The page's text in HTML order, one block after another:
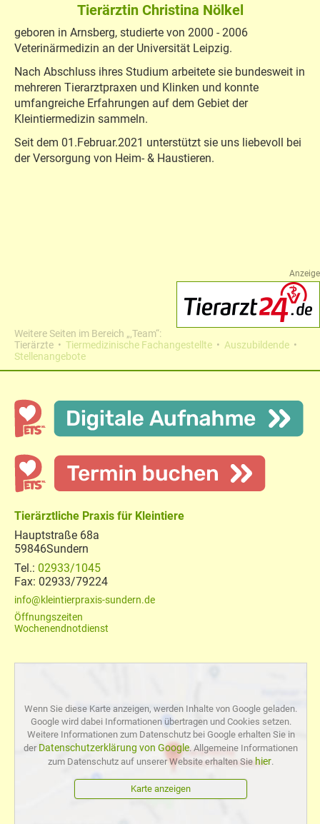
Tierärztin Christina Nölkel
geboren in Arnsberg, studierte von 2000 - 2006
Veterinärmedizin an der Universität Leipzig.
Nach Abschluss ihres Studium arbeitete sie bundesweit in
mehreren Tierarztpraxen und Klinken und konnte
umfangreiche Erfahrungen auf dem Gebiet der
Kleintiermedizin sammeln.
Seit dem 01.Februar.2021 unterstützt sie uns liebevoll bei
der Versorgung von Heim- & Haustieren.
Anzeige
Weitere Seiten im Bereich „‚Team“:
Tierärzte
Tiermedizinische Fachangestellte
Auszubildende
Stellenangebote
Tierärztliche Praxis für Kleintiere
Hauptstraße 68a
59846Sundern
02933/1045
02933/79224
info@kleintierpraxis-sundern.de
Öffnungszeiten
Wochenendnotdienst
Wenn Sie diese Karte anzeigen, werden Inhalte von Google geladen.
Google wird dabei Informationen übertragen und Cookies setzen.
Weitere Informationen zum Datenschutz bei Google erhalten Sie in
der Datenschutzerklärung von Google. Allgemeine Informationen
zum Datenschutz auf unserer Website erhalten Sie hier.
Karte anzeigen